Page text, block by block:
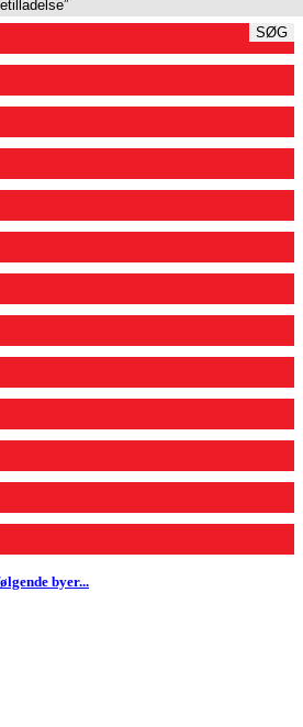
SØG
byer...